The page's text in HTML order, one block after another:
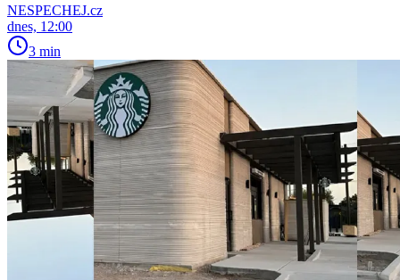
NESPECHEJ.cz
dnes, 12:00
3 min